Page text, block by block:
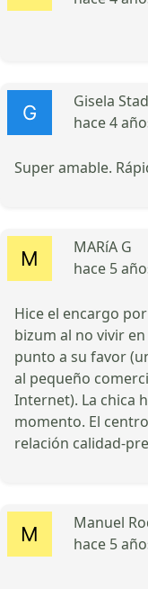
Gisela
hace 4
Super amable.
MARíA G
hace 5
Hice el encargo
bizum al no vivir
punto a su favor
al pequeño
Internet). La chica
momento. El
relación calidad-
Manuel
hace 5